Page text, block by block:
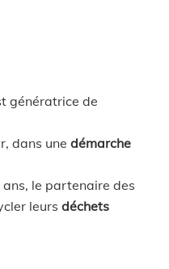
génératrice de
dans unedémarche
ans, le partenaire des
leursdéchets